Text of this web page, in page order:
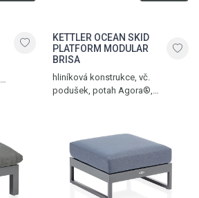
KETTLER OCEAN SKID
PLATFORM MODULAR
BRISA
hliníková konstrukce, vč.
podušek, potah Agora®,